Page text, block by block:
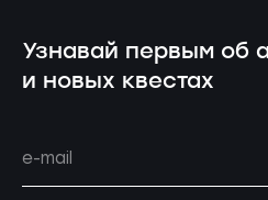
Узнавай первым об
и новых квестах